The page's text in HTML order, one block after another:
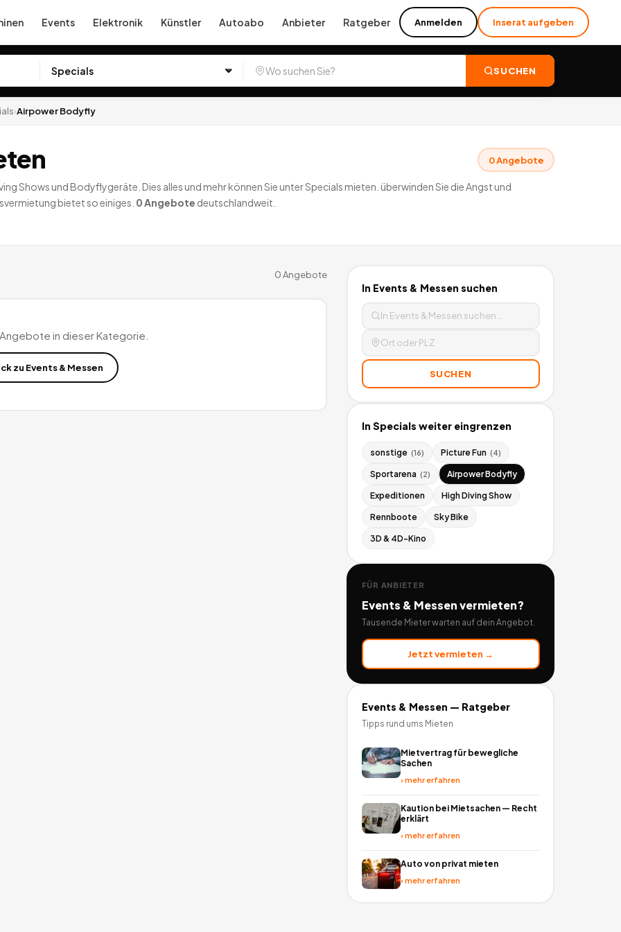
Events Elektronik Künstler Autoabo Anbieter Ratgeber Anmelden Inserat aufgeben
SUCHEN
›Airpower Bodyfly
0Angebote
Shows und Bodyflygeräte. Dies alles und mehr können Sie unter Specials mieten. überwinden Sie die Angst und
bietet so einiges. 0Angebote deutschlandweit.
0Angebote
in dieser Kategorie.
zu Events & Messen
In Events & Messen suchen
SUCHEN
In Specials weiter eingrenzen
sonstige (16) Picture Fun (4)
Sportarena (2) Airpower Bodyfly
Expeditionen High Diving Show
Rennboote Sky Bike
3D & 4D-Kino
FÜR ANBIETER
Events & Messenvermieten?
Tausende Mieter warten auf dein Angebot.
Jetzt vermieten →
Events & Messen — Ratgeber
Tipps rund ums Mieten
Mietvertrag für bewegliche
Sachen
›mehr erfahren
Kaution bei Mietsachen — Recht
erklärt
›mehr erfahren
Auto von privat mieten
›mehr erfahren